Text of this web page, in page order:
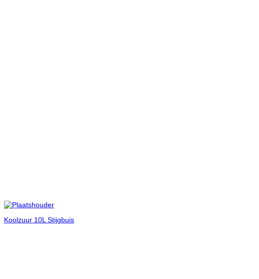
Koolzuur 10L Stijgbuis